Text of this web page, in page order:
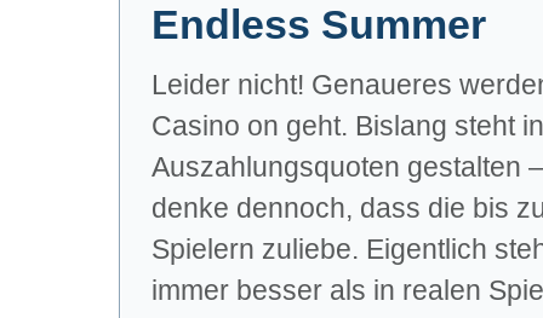
Endless Summer
Leider nicht! Genaueres
Casino on geht. Bislang steht
Auszahlungsquoten gestalten
denke dennoch, dass die bis
Spielern zuliebe. Eigentlich
immer besser als in realen